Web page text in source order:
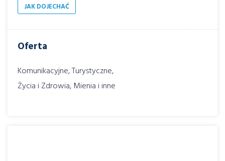
JAK DOJECHAĆ
Oferta
Komunikacyjne, Turystyczne,
Życia i Zdrowia, Mienia i inne